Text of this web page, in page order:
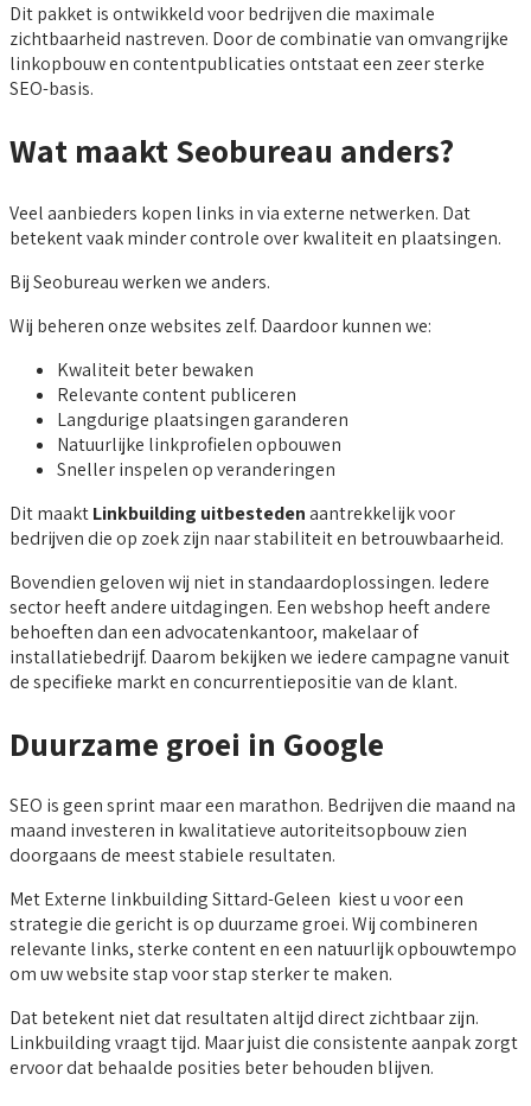
Dit pakket is ontwikkeld voor bedrijven die maximale
zichtbaarheid nastreven. Door de combinatie van omvangrijke
linkopbouw en contentpublicaties ontstaat een zeer sterke
SEO-basis.
Wat maakt Seobureau anders?
Veel aanbieders kopen links in via externe netwerken. Dat
betekent vaak minder controle over kwaliteit en plaatsingen.
Bij Seobureau werken we anders.
Wij beheren onze websites zelf. Daardoor kunnen we:
Kwaliteit beter bewaken
Relevante content publiceren
Langdurige plaatsingen garanderen
Natuurlijke linkprofielen opbouwen
Sneller inspelen op veranderingen
Dit maaktLinkbuilding uitbestedenaantrekkelijk voor
bedrijven die op zoek zijn naar stabiliteit en betrouwbaarheid.
Bovendien geloven wij niet in standaardoplossingen. Iedere
sector heeft andere uitdagingen. Een webshop heeft andere
behoeften dan een advocatenkantoor, makelaar of
installatiebedrijf. Daarom bekijken we iedere campagne vanuit
de specifieke markt en concurrentiepositie van de klant.
Duurzame groei in Google
SEO is geen sprint maar een marathon. Bedrijven die maand na
maand investeren in kwalitatieve autoriteitsopbouw zien
doorgaans de meest stabiele resultaten.
Met Externe linkbuilding Sittard-Geleen kiest u voor een
strategie die gericht is op duurzame groei. Wij combineren
relevante links, sterke content en een natuurlijk opbouwtempo
om uw website stap voor stap sterker te maken.
Dat betekent niet dat resultaten altijd direct zichtbaar zijn.
Linkbuilding vraagt tijd. Maar juist die consistente aanpak zorgt
ervoor dat behaalde posities beter behouden blijven.